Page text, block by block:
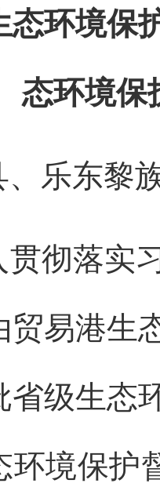
态环境保
态环境
、乐东黎
贯彻落实
贸易港生
省级生态
环境保护